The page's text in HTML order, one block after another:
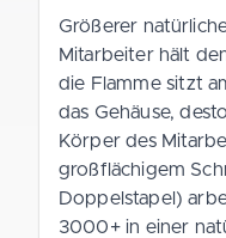
Größerer
Mitarbeiter hält
die Flamme sitzt
das Gehäuse,
Körper des
großflächigem
Doppelstapel)
3000+ in einer